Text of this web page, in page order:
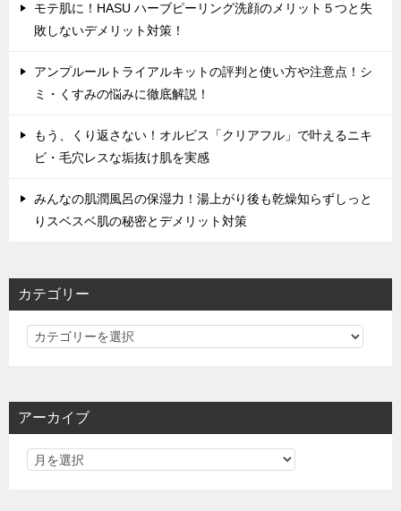
モテ肌に！HASU ハーブピーリング洗顔のメリット５つと失
敗しないデメリット対策！
アンプルールトライアルキットの評判と使い方や注意点！シ
ミ・くすみの悩みに徹底解説！
もう、くり返さない！オルビス「クリアフル」で叶えるニキ
ビ・毛穴レスな垢抜け肌を実感
みんなの肌潤風呂の保湿力！湯上がり後も乾燥知らずしっと
りスベスベ肌の秘密とデメリット対策
カテゴリー
カ
リ
アーカイブ